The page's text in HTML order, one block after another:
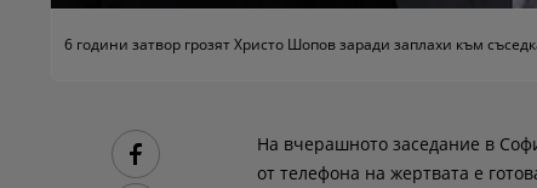
6 години затвор грозят Христо Шопов заради заплахи към
На вчерашното заседание в
от телефона на жертвата е